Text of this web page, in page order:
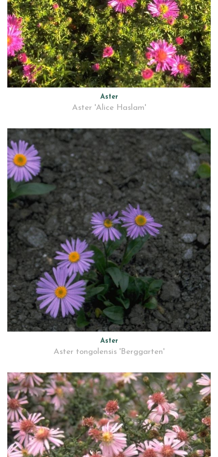
Aster
Aster 'Alice Haslam'
Aster
Aster tongolensis 'Berggarten'